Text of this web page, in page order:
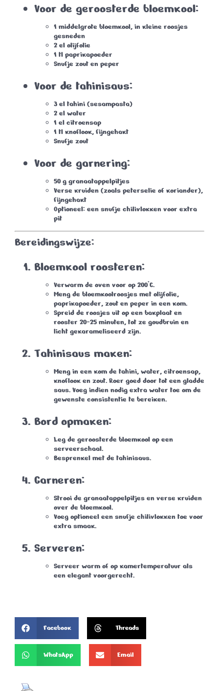
Voor de geroosterde bloemkool:
1 middelgrote bloemkool, in kleine roosjes
gesneden
2 el olijfolie
1 tl paprikapoeder
Snufje zout en peper
Voor de tahinisaus:
3 el tahini (sesampasta)
2 el water
1 el citroensap
1 tl knoflook, fijngehakt
Snufje zout
Voor de garnering:
50 g granaatappelpitjes
Verse kruiden (zoals peterselie of koriander),
fijngehakt
Optioneel: een snufje chilivlokken voor extra
pit
Bereidingswijze:
Bloemkool roosteren:
Verwarm de oven voor op 200°C.
Meng de bloemkoolroosjes met olijfolie,
paprikapoeder, zout en peper in een kom.
Spreid de roosjes uit op een bakplaat en
rooster 20-25 minuten, tot ze goudbruin en
licht gekarameliseerd zijn.
Tahinisaus maken:
Meng in een kom de tahini, water, citroensap,
knoflook en zout. Roer goed door tot een gladde
saus. Voeg indien nodig extra water toe om de
gewenste consistentie te bereiken.
Bord opmaken:
Leg de geroosterde bloemkool op een
serveerschaal.
Besprenkel met de tahinisaus.
Garneren:
Strooi de granaatappelpitjes en verse kruiden
over de bloemkool.
Voeg optioneel een snufje chilivlokken toe voor
extra smaak.
Serveren:
Serveer warm of op kamertemperatuur als
een elegant voorgerecht.
Facebook Threads
WhatsApp Email